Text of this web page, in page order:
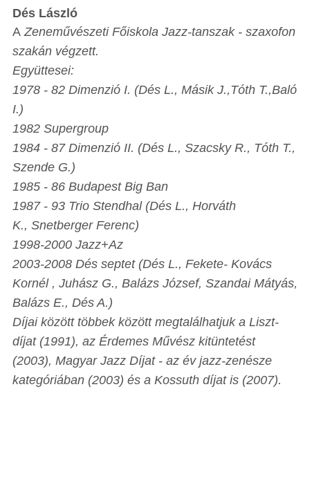
Dés László
A Zeneművészeti Főiskola Jazz-tanszak - szaxofon
szakán végzett.
Együttesei:
1978 - 82 Dimenzió I. (Dés L., Másik J.,Tóth T.,Baló
I.)
1982 Supergroup
1984 - 87 Dimenzió II. (Dés L., Szacsky R., Tóth T.,
Szende G.)
1985 - 86 Budapest Big Ban
1987 - 93 Trio Stendhal (Dés L., Horváth
K., Snetberger Ferenc)
1998-2000 Jazz+Az
2003-2008 Dés septet (Dés L., Fekete- Kovács
Kornél , Juhász G., Balázs József, Szandai Mátyás,
Balázs E., Dés A.)
Díjai között többek között megtalálhatjuk a Liszt-
díjat (1991), az Érdemes Művész kitüntetést
(2003), Magyar Jazz Díjat - az év jazz-zenésze
kategóriában (2003) és a Kossuth díjat is (2007).